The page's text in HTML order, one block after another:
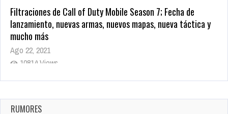
Filtraciones de Call of Duty Mobile Season 7; Fecha de
lanzamiento, nuevas armas, nuevos mapas, nueva táctica y
mucho más
Ago 22, 2021
10814 Views
La configuración de Call of Duty 2021 aparentemente ya fue
Ago 8, 2021
RUMORES